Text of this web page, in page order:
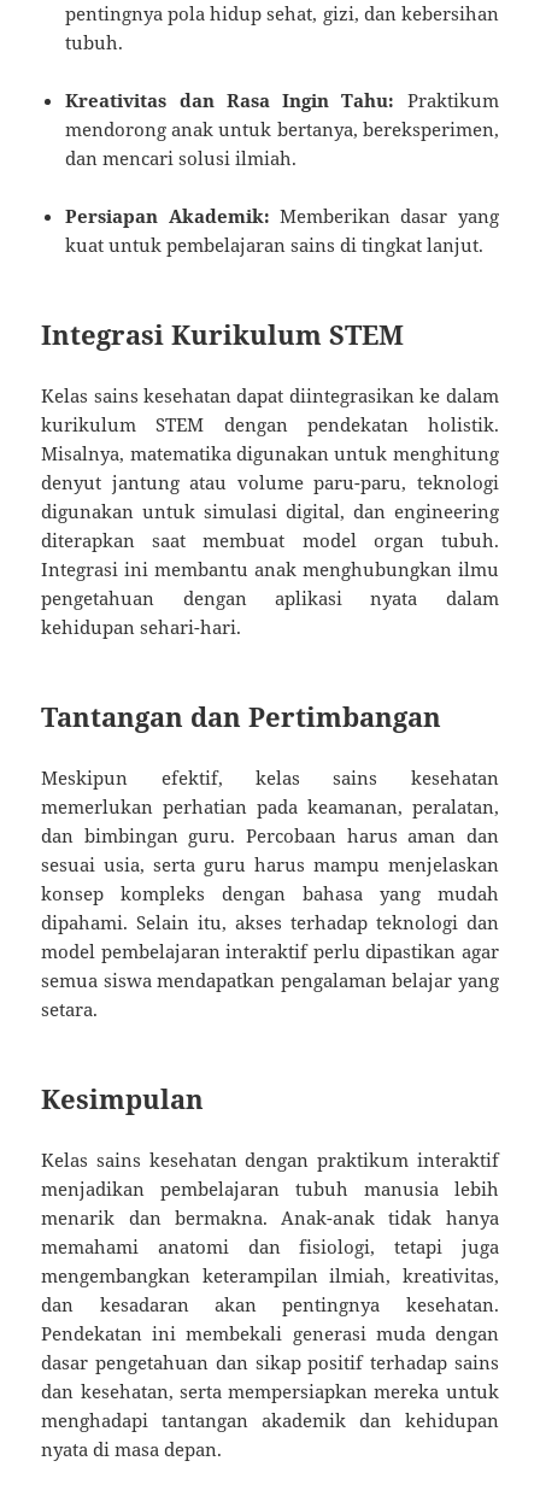
pentingnya pola hidup sehat, gizi, dan kebersihan
tubuh.
Kreativitas dan Rasa Ingin Tahu: Praktikum
mendorong anak untuk bertanya, bereksperimen,
dan mencari solusi ilmiah.
Persiapan Akademik: Memberikan dasar yang
kuat untuk pembelajaran sains di tingkat lanjut.
Integrasi Kurikulum STEM
Kelas sains kesehatan dapat diintegrasikan ke dalam
kurikulum STEM dengan pendekatan holistik.
Misalnya, matematika digunakan untuk menghitung
denyut jantung atau volume paru-paru, teknologi
digunakan untuk simulasi digital, dan engineering
diterapkan saat membuat model organ tubuh.
Integrasi ini membantu anak menghubungkan ilmu
pengetahuan dengan aplikasi nyata dalam
kehidupan sehari-hari.
Tantangan dan Pertimbangan
Meskipun efektif, kelas sains kesehatan
memerlukan perhatian pada keamanan, peralatan,
dan bimbingan guru. Percobaan harus aman dan
sesuai usia, serta guru harus mampu menjelaskan
konsep kompleks dengan bahasa yang mudah
dipahami. Selain itu, akses terhadap teknologi dan
model pembelajaran interaktif perlu dipastikan agar
semua siswa mendapatkan pengalaman belajar yang
setara.
Kesimpulan
Kelas sains kesehatan dengan praktikum interaktif
menjadikan pembelajaran tubuh manusia lebih
menarik dan bermakna. Anak-anak tidak hanya
memahami anatomi dan fisiologi, tetapi juga
mengembangkan keterampilan ilmiah, kreativitas,
dan kesadaran akan pentingnya kesehatan.
Pendekatan ini membekali generasi muda dengan
dasar pengetahuan dan sikap positif terhadap sains
dan kesehatan, serta mempersiapkan mereka untuk
menghadapi tantangan akademik dan kehidupan
nyata di masa depan.